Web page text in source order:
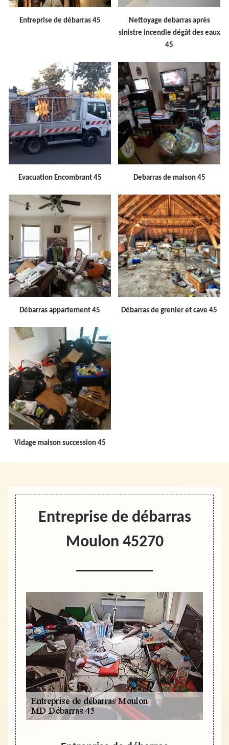
Entreprise de débarras 45
Nettoyage debarras après
sinistre incendie dégât des eaux
45
Evacuation Encombrant 45 Debarras de maison 45
Débarras appartement 45 Débarras de grenier et cave 45
Vidage maison succession 45
Entreprise de débarras
Moulon 45270